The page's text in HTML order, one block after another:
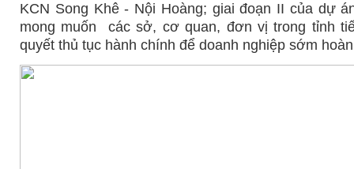
KCN Song Khê - Nội Hoàng; giai đoạn II của dự
mong muốn các sở, cơ quan, đơn vị trong tỉnh
quyết thủ tục hành chính để doanh nghiệp sớm